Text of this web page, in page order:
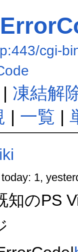
cgi-
| 凍結解
| 一覧 |
1,
知のPS